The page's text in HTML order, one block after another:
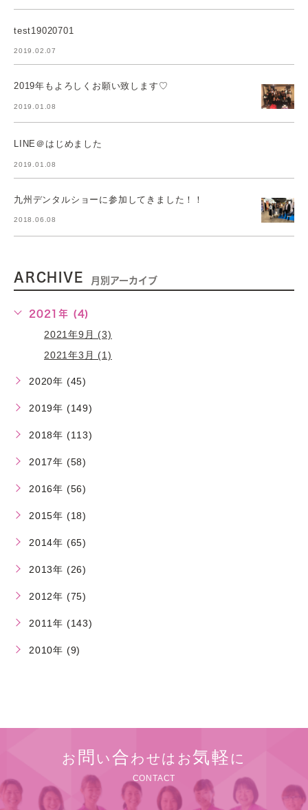
test19020701
2019.02.07
2019年もよろしくお願い致します♡
2019.01.08
LINE＠はじめました
2019.01.08
九州デンタルショーに参加してきました！！
2018.06.08
ARCHIVE 月別アーカイブ
2021年 (4)
2021年9月 (3)
2021年3月 (1)
2020年 (45)
2019年 (149)
2018年 (113)
2017年 (58)
2016年 (56)
2015年 (18)
2014年 (65)
2013年 (26)
2012年 (75)
2011年 (143)
2010年 (9)
お 問 い合わせはお気軽 に
CONTACT